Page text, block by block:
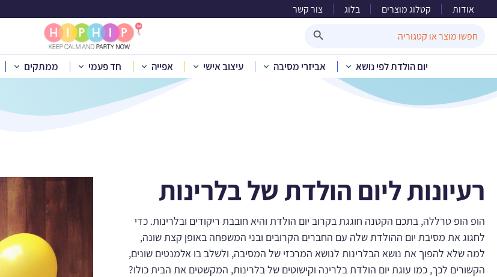
אודות קטלוג מוצרים בלוג צור קשר
for:
יום הולדת לפי נושא אביזרי מסיבה עיצוב אישי אפייה חד פעמי ממתקים
בלוג
בית»בלוג רעיונות ליום הולדת של בלרינות
רעיונות ליום הולדת של בלרינות
הופ הופ טרללה, בתכם הקטנה חוגגת בקרוב יום הולדת והיא חובבת ריקודים ובלרינות. כדי
לחגוג את מסיבת יום ההולדת שלה עם החברים הקרובים ובני המשפחה באופן קצת שונה,
למה שלא להפוך את נושא הבלרינות לנושא המרכזי של המסיבה, ולשלב בו אלמנטים שונים,
הקשורים לכך, כמו עוגת יום הולדת בלרינה וקישוטים של בלרינות, המקשטים את הבית כולו?